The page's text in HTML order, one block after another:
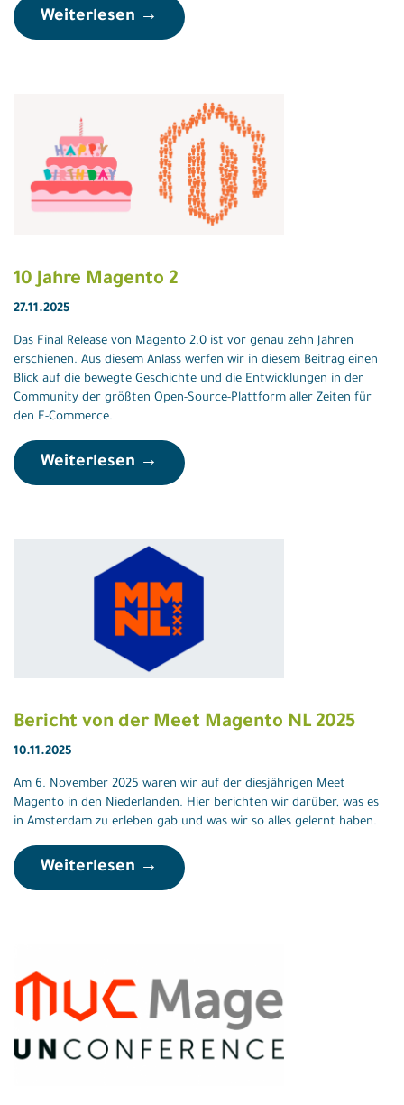
Weiterlesen →
10 Jahre Magento 2
27.11.2025
Das Final Release von Magento 2.0 ist vor genau zehn Jahren
erschienen. Aus diesem Anlass werfen wir in diesem Beitrag einen
Blick auf die bewegte Geschichte und die Entwicklungen in der
Community der größten Open-Source-Plattform aller Zeiten für
den E-Commerce.
Weiterlesen →
Bericht von der Meet Magento NL 2025
10.11.2025
Am 6. November 2025 waren wir auf der diesjährigen Meet
Magento in den Niederlanden. Hier berichten wir darüber, was es
in Amsterdam zu erleben gab und was wir so alles gelernt haben.
Weiterlesen →